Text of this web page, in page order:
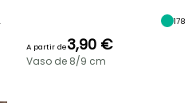
178
A partir de3,90 €
Vaso de 8/9 cm